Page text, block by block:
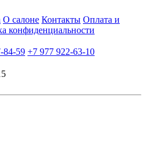
О салоне Контакты Оплата и
конфиденциальности
84-59 +7 977 922-63-10